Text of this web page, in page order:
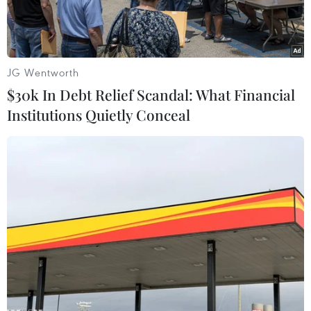
Quốc vương Qatar Sheikh Tamim bin Hamad Al-
Thani và Thái tử Abu Dhabi của Các Tiểu vương
quốc Arab thống nhất (UAE) Sheikh Mohammed
bin Zayed al-Nahyan đã có cuộc gặp trong
khuôn khổ một sự kiện chính thức tại Olympic
mùa Đông Bắc Kinh 2022 đang diễn ra tại Trung
JG Wentworth
$30k In Debt Relief Scandal: What Financial
Institutions Quietly Conceal